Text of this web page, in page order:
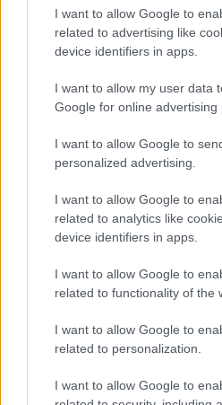
I want to allow Google to
related to advertising like
device identifiers in apps.
I want to allow my user data
Google for online advertising
I want to allow Google to
personalized advertising.
I want to allow Google to
related to analytics like
device identifiers in apps.
I want to allow Google to
related to functionality of the
I want to allow Google to
related to personalization.
I want to allow Google to
Μάλιστα είναι συνεχή
εκτοξεύει κατά τουΝίκου
Με αυτήν την πρόταση
Κωνσταντινόπουλου
Γιαννακοπούλου, ο
Μανώλης
αύριο παρόντες σε αυτή
«παρών» θα δώσουν και
συμβουλίου όπως ο
Μεϊμάρογλου.
Η απειλή της
Από τη μια θα υπάρχουν
βουλευτές που θα